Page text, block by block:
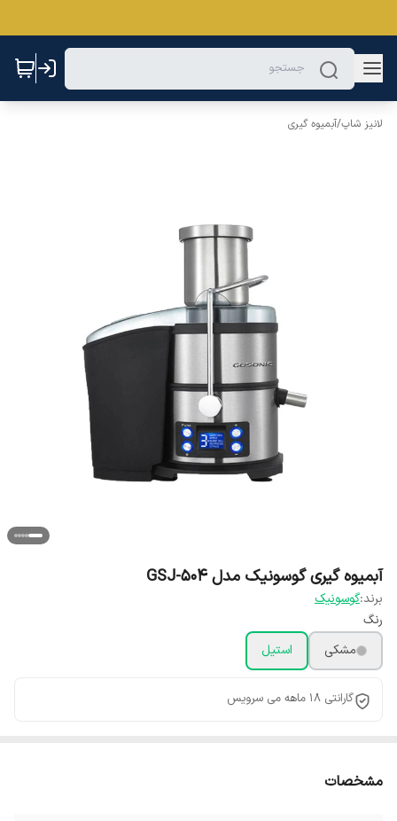
لانیز شاپ/آبمیوه گیری
آبمیوه گیری گوسونیک مدل GSJ-504
برند:گوسونیک
رنگ
مشکی
استیل
گارانتی 18 ماهه می سرویس
مشخصات